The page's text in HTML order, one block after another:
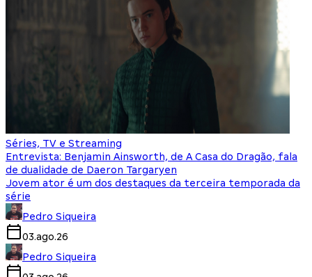
Séries, TV e Streaming
Entrevista: Benjamin Ainsworth, de A Casa do Dragão, fala
de dualidade de Daeron Targaryen
Jovem ator é um dos destaques da terceira temporada da
série
Pedro Siqueira
03.ago.26
Pedro Siqueira